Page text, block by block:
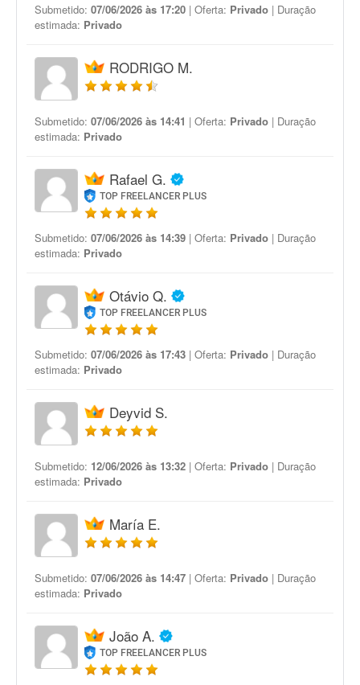
Submetido: 07/06/2026 às 17:20 | Oferta: Privado | Duração
estimada: Privado
RODRIGO M.
Submetido: 07/06/2026 às 14:41 | Oferta: Privado | Duração
estimada: Privado
Rafael G.
TOP FREELANCER PLUS
Submetido: 07/06/2026 às 14:39 | Oferta: Privado | Duração
estimada: Privado
Otávio Q.
TOP FREELANCER PLUS
Submetido: 07/06/2026 às 17:43 | Oferta: Privado | Duração
estimada: Privado
Deyvid S.
Submetido: 12/06/2026 às 13:32 | Oferta: Privado | Duração
estimada: Privado
María E.
Submetido: 07/06/2026 às 14:47 | Oferta: Privado | Duração
estimada: Privado
João A.
TOP FREELANCER PLUS